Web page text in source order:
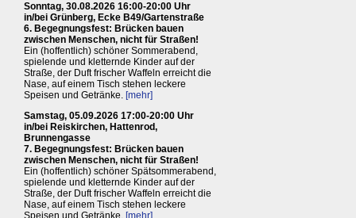
Sonntag, 30.08.2026 16:00-20:00 Uhr
in/bei Grünberg, Ecke B49/Gartenstraße
6. Begegnungsfest: Brücken bauen
zwischen Menschen, nicht für Straßen!
Ein (hoffentlich) schöner Sommerabend,
spielende und kletternde Kinder auf der
Straße, der Duft frischer Waffeln erreicht die
Nase, auf einem Tisch stehen leckere
Speisen und Getränke. [mehr]
Samstag, 05.09.2026 17:00-20:00 Uhr
in/bei Reiskirchen, Hattenrod,
Brunnengasse
7. Begegnungsfest: Brücken bauen
zwischen Menschen, nicht für Straßen!
Ein (hoffentlich) schöner Spätsommerabend,
spielende und kletternde Kinder auf der
Straße, der Duft frischer Waffeln erreicht die
Nase, auf einem Tisch stehen leckere